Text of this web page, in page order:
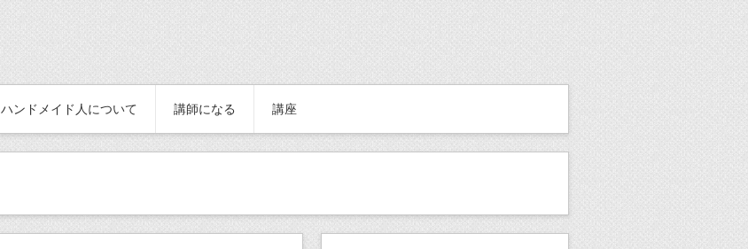
ハンドメイド人について 講師になる 講座